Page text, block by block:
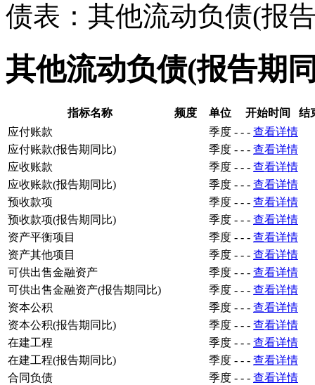
债表：其他流动负债(报
其他流动负债(报告期
指标名称 频度 单位 开始时间
结
应付账款
季度 - - - 查看详情
应付账款(报告期同比)
季度 - - - 查看详情
应收账款
季度 - - - 查看详情
应收账款(报告期同比)
季度 - - - 查看详情
预收款项
季度 - - - 查看详情
预收款项(报告期同比)
季度 - - - 查看详情
资产平衡项目
季度 - - - 查看详情
资产其他项目
季度 - - - 查看详情
可供出售金融资产
季度 - - - 查看详情
可供出售金融资产(报告期同比)
季度 - - - 查看详情
资本公积
季度 - - - 查看详情
资本公积(报告期同比)
季度 - - - 查看详情
在建工程
季度 - - - 查看详情
在建工程(报告期同比)
季度 - - - 查看详情
合同负债
季度 - - - 查看详情